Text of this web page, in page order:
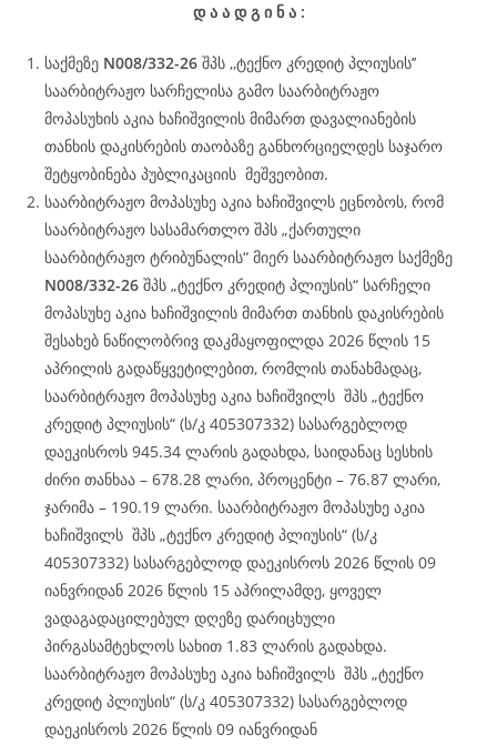
დ ა ა დ გ ი ნ ა :
საქმეზე N008/332-26 შპს ,,ტექნო კრედიტ პლიუსის’’
საარბიტრაჟო სარჩელისა გამო საარბიტრაჟო
მოპასუხის აკია ხაჩიშვილის მიმართ დავალიანების
თანხის დაკისრების თაობაზე განხორციელდეს საჯარო
შეტყობინება პუბლიკაციის მეშვეობით.
საარბიტრაჟო მოპასუხე აკია ხაჩიშვილს ეცნობოს, რომ
საარბიტრაჟო სასამართლო შპს „ქართული
საარბიტრაჟო ტრიბუნალის“ მიერ საარბიტრაჟო საქმეზე
N008/332-26 შპს „ტექნო კრედიტ პლიუსის“ სარჩელი
მოპასუხე აკია ხაჩიშვილის მიმართ თანხის დაკისრების
შესახებ ნაწილობრივ დაკმაყოფილდა 2026 წლის 15
აპრილის გადაწყვეტილებით, რომლის თანახმადაც,
საარბიტრაჟო მოპასუხე აკია ხაჩიშვილს შპს „ტექნო
კრედიტ პლიუსის“ (ს/კ 405307332) სასარგებლოდ
დაეკისროს 945.34 ლარის გადახდა, საიდანაც სესხის
ძირი თანხაა – 678.28 ლარი, პროცენტი – 76.87 ლარი,
ჯარიმა – 190.19 ლარი. საარბიტრაჟო მოპასუხე აკია
ხაჩიშვილს შპს „ტექნო კრედიტ პლიუსის“ (ს/კ
405307332) სასარგებლოდ დაეკისროს 2026 წლის 09
იანვრიდან 2026 წლის 15 აპრილამდე, ყოველ
ვადაგადაცილებულ დღეზე დარიცხული
პირგასამტეხლოს სახით 1.83 ლარის გადახდა.
საარბიტრაჟო მოპასუხე აკია ხაჩიშვილს შპს „ტექნო
კრედიტ პლიუსის“ (ს/კ 405307332) სასარგებლოდ
დაეკისროს 2026 წლის 09 იანვრიდან